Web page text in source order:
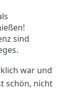
sind
war und
schön, nicht